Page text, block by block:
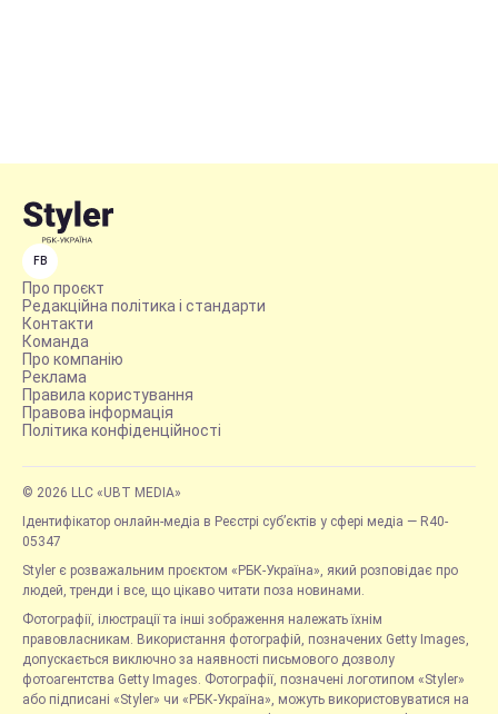
FB
Про проєкт
Редакційна політика і стандарти
Контакти
Команда
Про компанію
Реклама
Правила користування
Правова інформація
Політика конфіденційності
© 2026 LLC «UBT MEDIA»
Ідентифікатор онлайн-медіа в Реєстрі суб’єктів у сфері медіа — R40-
05347
Styler є розважальним проєктом «РБК-Україна», який розповідає про
людей, тренди і все, що цікаво читати поза новинами.
Фотографії, ілюстрації та інші зображення належать їхнім
правовласникам. Використання фотографій, позначених Getty Images,
допускається виключно за наявності письмового дозволу
фотоагентства Getty Images. Фотографії, позначені логотипом «Styler»
або підписані «Styler» чи «РБК-Україна», можуть використовуватися на